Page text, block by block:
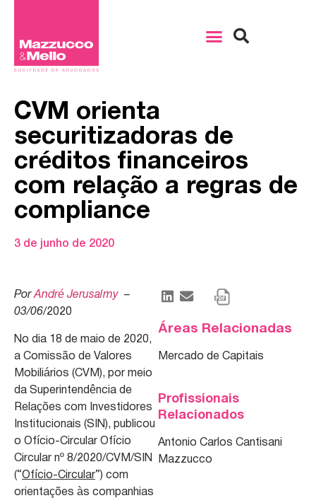
CVM orienta
securitizadoras de
créditos financeiros
com relação a regras de
compliance
3 de junho de 2020
PorAndré Jerusalmy –
03/06/2020
No dia 18 de maio de 2020,
a Comissão de Valores
Mobiliários (CVM), por meio
da Superintendência de
Relações com Investidores
Institucionais (SIN), publicou
o Ofício-Circular Ofício
Circular nº 8/2020/CVM/SIN
(“Ofício-Circular”) com
orientações às companhias
Áreas Relacionadas
Mercado de Capitais
Profissionais
Relacionados
Antonio Carlos Cantisani
Mazzucco